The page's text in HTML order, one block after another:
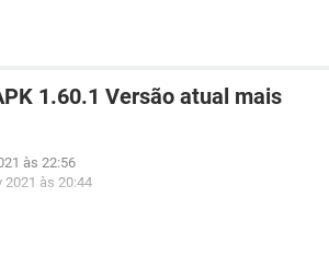
1.60.1 Versão atual mais
às 22:56
2021 às 20:44